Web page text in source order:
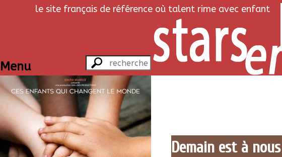
le site français de référence où talent rime avec enfant
Menu
Demain est à nous